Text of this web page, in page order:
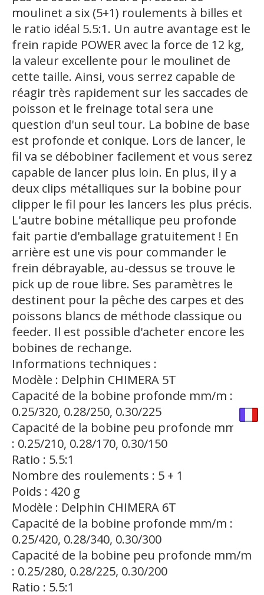
moulinet a six (5+1) roulements à billes et
le ratio idéal 5.5:1. Un autre avantage est le
frein rapide POWER avec la force de 12 kg,
la valeur excellente pour le moulinet de
cette taille. Ainsi, vous serrez capable de
réagir très rapidement sur les saccades de
poisson et le freinage total sera une
question d'un seul tour. La bobine de base
est profonde et conique. Lors de lancer, le
fil va se débobiner facilement et vous serez
capable de lancer plus loin. En plus, il y a
deux clips métalliques sur la bobine pour
clipper le fil pour les lancers les plus précis.
L'autre bobine métallique peu profonde
fait partie d'emballage gratuitement ! En
arrière est une vis pour commander le
frein débrayable, au-dessus se trouve le
pick up de roue libre. Ses paramètres le
destinent pour la pêche des carpes et des
poissons blancs de méthode classique ou
feeder. Il est possible d'acheter encore les
bobines de rechange.
Informations techniques :
Modèle : Delphin CHIMERA 5T
Capacité de la bobine profonde mm/m :
0.25/320, 0.28/250, 0.30/225
Capacité de la bobine peu profonde mm/m
: 0.25/210, 0.28/170, 0.30/150
Ratio : 5.5:1
Nombre des roulements : 5 + 1
Poids : 420 g
Modèle : Delphin CHIMERA 6T
Capacité de la bobine profonde mm/m :
0.25/420, 0.28/340, 0.30/300
Capacité de la bobine peu profonde mm/m
: 0.25/280, 0.28/225, 0.30/200
Ratio : 5.5:1